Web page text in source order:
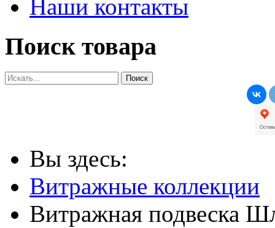
Наши контакты
Поиск товара
Вы здесь:
Витражные коллекции
Витражная подвеска